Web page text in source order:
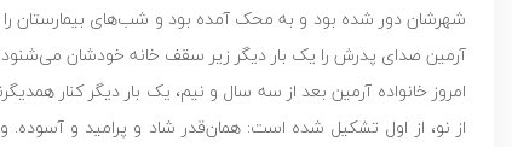
شهرشان دور شده بود و به محک آمده بود و شب‌های بیمارستان
آرمین صدای پدرش را یک بار دیگر زیر سقف خانه خودشان می‌شنود.
امروز خانواده آرمین بعد از سه سال و نیم، یک بار دیگر کنار
از نو، از اول تشکیل شده است: همان‌قدر شاد و پرامید و آسوده.